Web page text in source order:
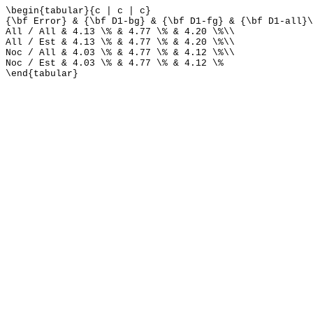
\begin{tabular}{c | c | c}
{\bf Error} & {\bf D1-bg} & {\bf D1-fg} & {\bf D1-
All / All & 4.13 \% & 4.77 \% & 4.20 \%\\
All / Est & 4.13 \% & 4.77 \% & 4.20 \%\\
Noc / All & 4.03 \% & 4.77 \% & 4.12 \%\\
Noc / Est & 4.03 \% & 4.77 \% & 4.12 \%
\end{tabular}